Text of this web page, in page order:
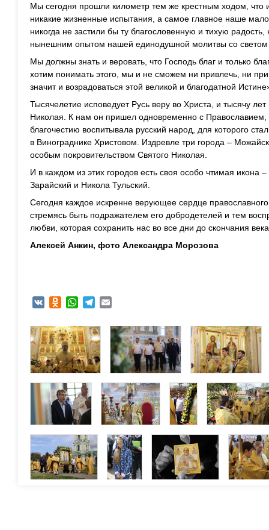
Мы сегодня прошли километр тем же крестным ходом, что
никакие жизненные испытания, а самое главное наше
никогда не застили бы ту благословенную и тихую
нынешним опытом нашей единодушной молитвы со светом
Мы должны знать и веровать, что Господь благ и только
хотим понимать этого, мы и не сможем ни привлечь, ни
значит и возрадоваться этой великой и благодатной
Тысячелетие исповедует Русь веру во Христа, и тысячу
Николая. К нам он пришел одновременно с Православием,
благочестию воспитывала русский народ, для которого
в Винограднике Христовом. Издревле три города –
особым покровительством Святого Николая.
И в каждом из этих городов есть своя особо чтимая икона
Зарайский и Никола Тульский.
Сегодня каждое искренне верующее сердце православного
стремясь быть подражателем его добродетелей и тем
любви, которая сохранить нас во все дни до скончания
Алексей Анкин, фото Александра Морозова
VK Odnoklassniki
WhatsAppTelegram